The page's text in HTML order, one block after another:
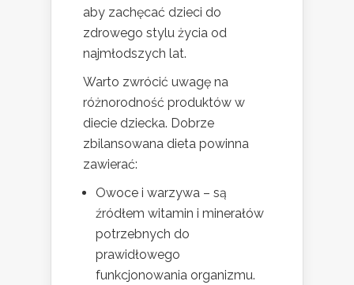
aby zachęcać dzieci do
zdrowego stylu życia od
najmłodszych lat.
Warto zwrócić uwagę na
różnorodność produktów w
diecie dziecka. Dobrze
zbilansowana dieta powinna
zawierać:
Owoce i warzywa – są
źródłem witamin i minerałów
potrzebnych do
prawidłowego
funkcjonowania organizmu.